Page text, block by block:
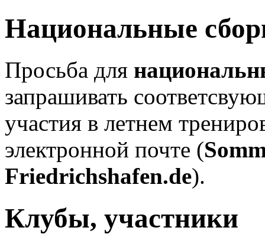
Национальные
Просьба для
запрашивать
участия в летнем
электронной почте (
Friedrichshafen.de).
Клубы, участники